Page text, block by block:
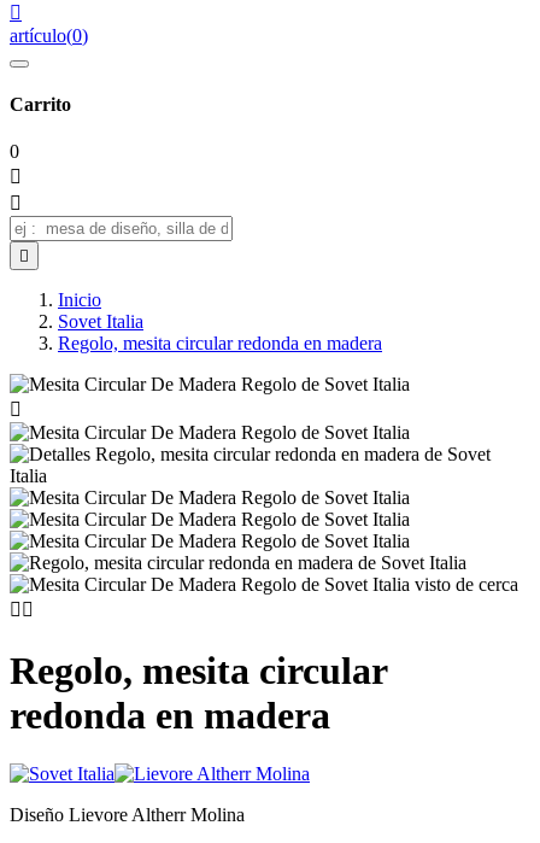

artículo(0)
Carrito
0



Inicio
Sovet Italia
Regolo, mesita circular redonda en madera

 
Regolo, mesita circular
redonda en madera
Diseño Lievore Altherr Molina